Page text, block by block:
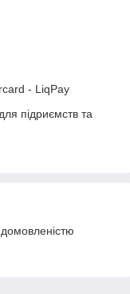
- LiqPay
підриємств та